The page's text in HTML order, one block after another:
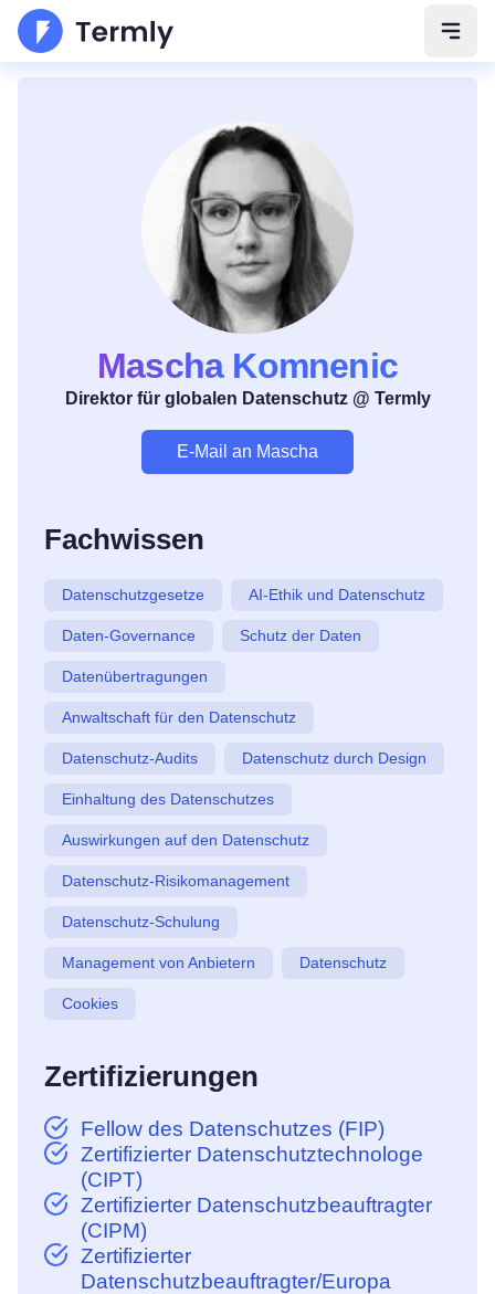
Mascha Komnenic
Direktor für globalen Datenschutz @ Termly
E-Mail an Mascha
Fachwissen
Datenschutzgesetze AI-Ethik und Datenschutz
Daten-Governance Schutz der Daten
Datenübertragungen
Anwaltschaft für den Datenschutz
Datenschutz-Audits Datenschutz durch Design
Einhaltung des Datenschutzes
Auswirkungen auf den Datenschutz
Datenschutz-Risikomanagement
Datenschutz-Schulung
Management von Anbietern Datenschutz
Cookies
Zertifizierungen
Fellow des Datenschutzes (FIP)
Zertifizierter Datenschutztechnologe
(CIPT)
Zertifizierter Datenschutzbeauftragter
(CIPM)
Zertifizierter
Datenschutzbeauftragter/Europa